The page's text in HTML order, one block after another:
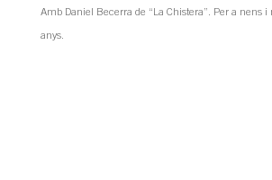
Amb Daniel Becerra de “La Chistera”. Per a nens i
anys.